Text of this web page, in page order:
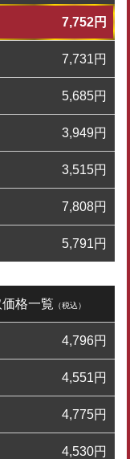
7,752円
7,731円
5,685円
3,949円
3,515円
7,808円
5,791円
格一覧 （税込）
4,796円
4,551円
4,775円
4,530円